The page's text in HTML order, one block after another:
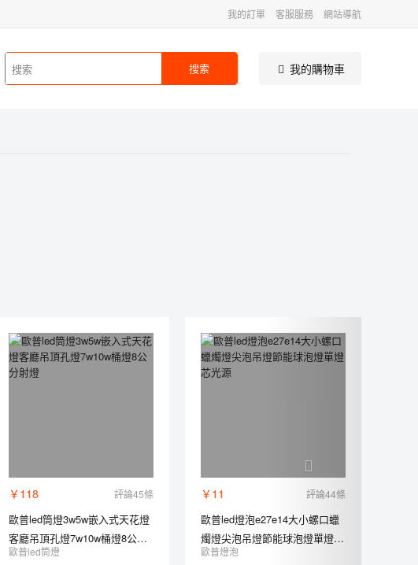
我的訂單 客服服務 網站導航
搜索 我的購物車
￥118 評論45條
歐普led筒燈3w5w嵌入式天花燈
客廳吊頂孔燈7w10w桶燈8公分
射燈
歐普led筒燈
￥11 評論44條
歐普led燈泡e27e14大小螺口蠟
燭燈尖泡吊燈節能球泡燈單燈芯
光源
歐普燈泡